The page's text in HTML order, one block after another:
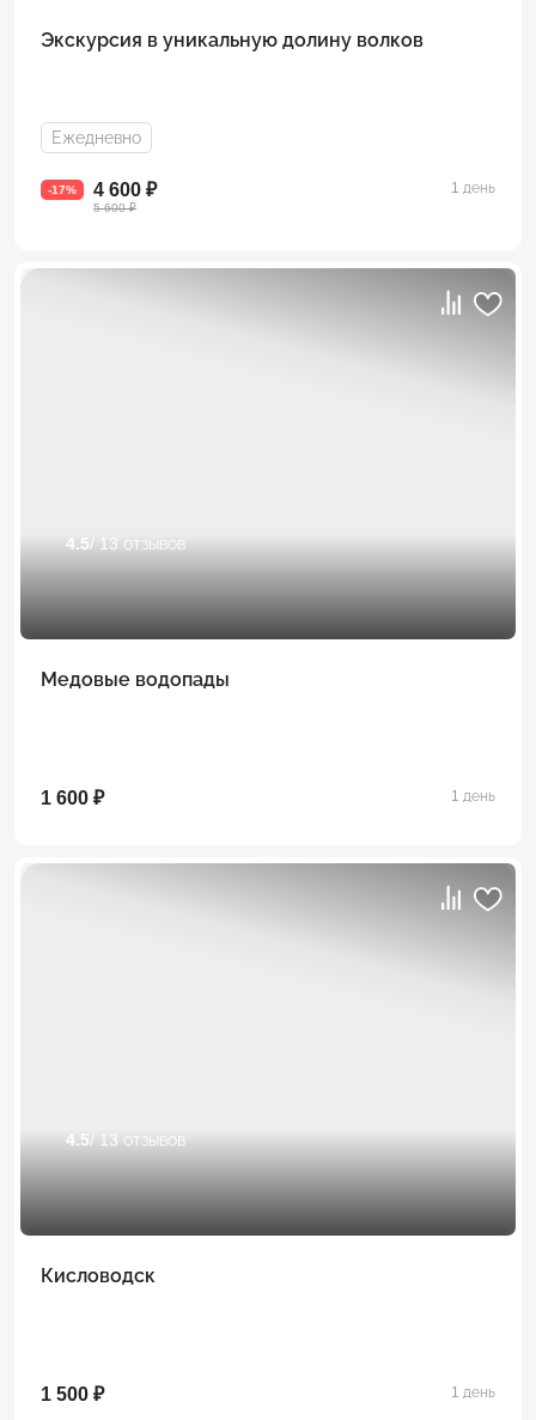
Экскурсия в уникальную долину волков
Ежедневно
-17% 4 600 ₽
5 600 ₽
1 день
4.5/ 13 отзывов
Медовые водопады
1 600 ₽ 1 день
4.5/ 13 отзывов
Кисловодск
1 500 ₽ 1 день